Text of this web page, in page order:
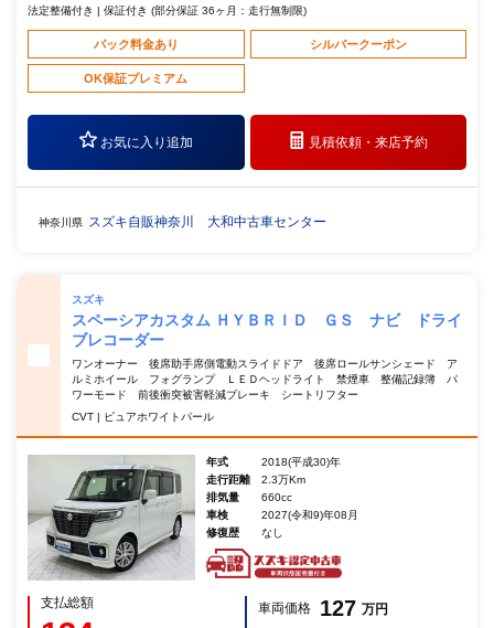
法定整備付き | 保証付き (部分保証 36ヶ月：走行無制限)
パック料金あり シルバークーポン
OK保証プレミアム
お気に入り追加 見積依頼・来店予約
神奈川県 スズキ自販神奈川 大和中古車センター
スズキ
スペーシアカスタム ＨＹＢＲＩＤ ＧＳ ナビ ドライ
ブレコーダー
ワンオーナー 後席助手席側電動スライドドア 後席ロールサンシェード ア
ルミホイール フォグランプ ＬＥＤヘッドライト 禁煙車 整備記録簿 パ
ワーモード 前後衝突被害軽減ブレーキ シートリフター
CVT | ピュアホワイトパール
年式
2018(平成30)年
走行距離
2.3万Km
排気量
660cc
車検
2027(令和9)年08月
修復歴
なし
支払総額 車両価格 127 万円